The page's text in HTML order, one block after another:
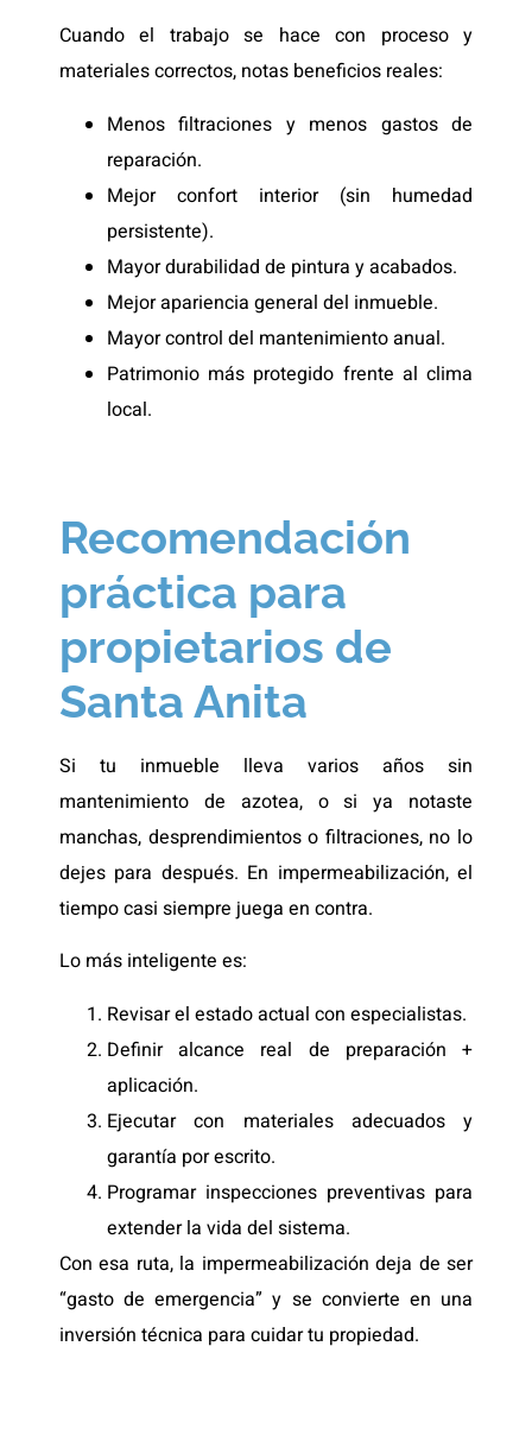
Cuando el trabajo se hace con proceso y
materiales correctos, notas beneficios reales:
Menos filtraciones y menos gastos de
reparación.
Mejor confort interior (sin humedad
persistente).
Mayor durabilidad de pintura y acabados.
Mejor apariencia general del inmueble.
Mayor control del mantenimiento anual.
Patrimonio más protegido frente al clima
local.
Recomendación
práctica para
propietarios de
Santa Anita
Si tu inmueble lleva varios años sin
mantenimiento de azotea, o si ya notaste
manchas, desprendimientos o filtraciones, no lo
dejes para después. En impermeabilización, el
tiempo casi siempre juega en contra.
Lo más inteligente es:
Revisar el estado actual con especialistas.
Definir alcance real de preparación +
aplicación.
Ejecutar con materiales adecuados y
garantía por escrito.
Programar inspecciones preventivas para
extender la vida del sistema.
Con esa ruta, la impermeabilización deja de ser
“gasto de emergencia” y se convierte en una
inversión técnica para cuidar tu propiedad.